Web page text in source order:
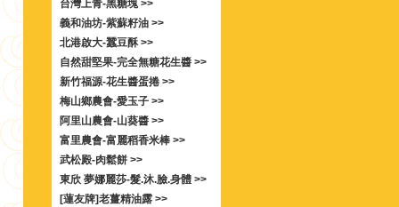
台灣上青-黑糖塊 >>
義和油坊-紫蘇籽油 >>
北港啟大-蠶豆酥 >>
自然甜堅果-完全無糖花生醬 >>
新竹福源-花生醬蛋捲 >>
梅山鄉農會-愛玉子 >>
阿里山農會-山葵醬 >>
富里農會-富麗稻香米棒 >>
武松殿-肉鬆餅 >>
東欣 夢娜麗莎-髮.沐.臉.身體 >>
[蓮友牌]老薑精油露 >>